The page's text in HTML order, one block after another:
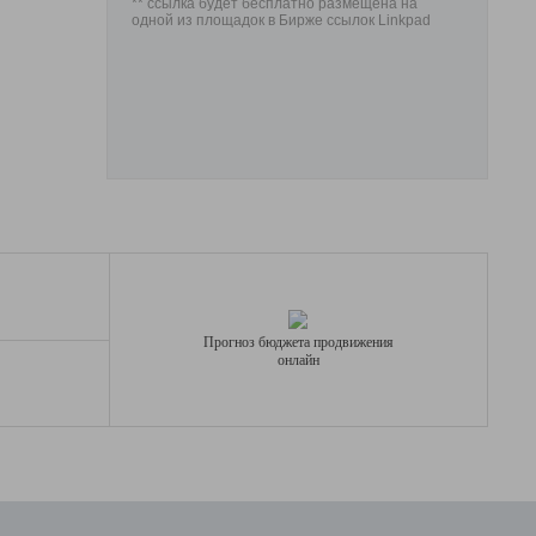
** ссылка будет бесплатно размещена на
одной из площадок в Бирже ссылок Linkpad
Прогноз бюджета продвижения
онлайн